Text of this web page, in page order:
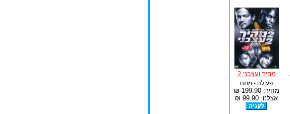
מהיר ועצבני 2
פעולה - מתח
מחיר:199.90 ₪
אצלנו: 99.90 ₪